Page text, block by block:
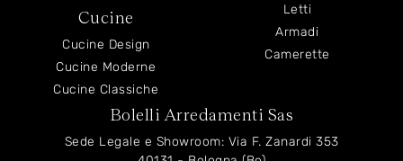
Cucine
Cucine Design
Cucine Moderne
Cucine Classiche
Letti
Armadi
Camerette
Bolelli Arredamenti Sas
Sede Legale e Showroom: Via F. Zanardi 353